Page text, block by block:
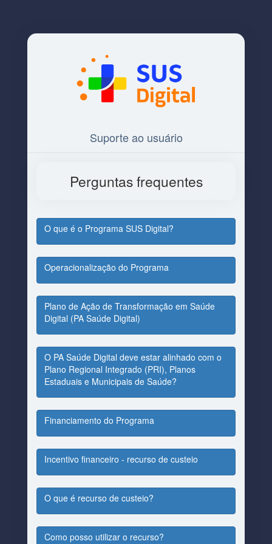
Suporte ao usuário
Perguntas frequentes
O que é o Programa SUS Digital?
Operacionalização do Programa
Plano de Ação de Transformação em Saúde
Digital (PA Saúde Digital)
O PA Saúde Digital deve estar alinhado com o
Plano Regional Integrado (PRI), Planos
Estaduais e Municipais de Saúde?
Financiamento do Programa
Incentivo financeiro - recurso de custeio
O que é recurso de custeio?
Como posso utilizar o recurso?